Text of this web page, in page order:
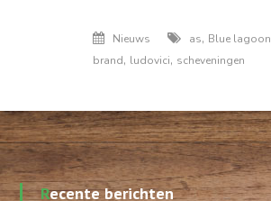
Nieuws as, Blue lagoon
brand, ludovici, scheveningen
Recente berichten